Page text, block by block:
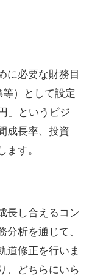
に必要な財務目
）として設定
」というビジ
成長率、投資
す。
長し合えるコン
析を通じて、
道修正を行いま
、どちらにいら